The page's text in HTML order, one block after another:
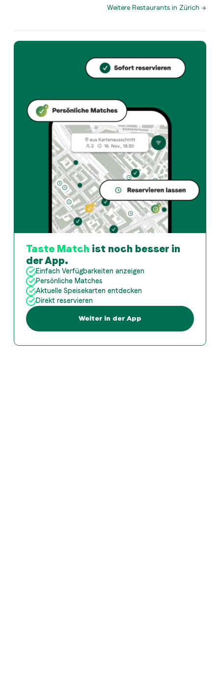
Wo befindet sich House of Mezze?
House of Mezze bietet zurich und Lebanese
Reserviere direkt über die Taste Match App – in
Wann ist House of Mezze geöffnet?
Die Taste Match App analysiert deinen
Weitere Restaurants in Zürich →
Taste Match ist noch besser in
der App.
Einfach Verfügbarkeiten anzeigen
Persönliche Matches
Aktuelle Speisekarten entdecken
Direkt reservieren
Weiter in der App